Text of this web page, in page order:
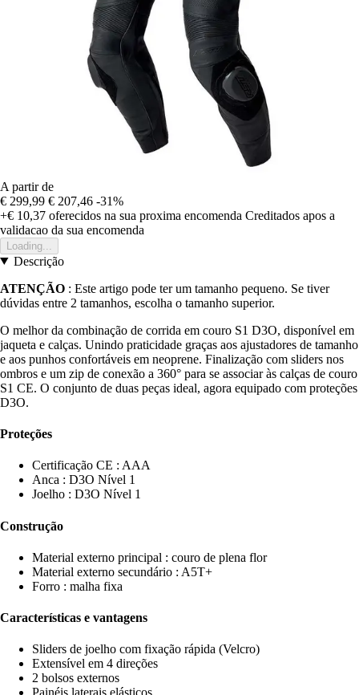
A partir de
€ 299,99 € 207,46 -31%
+€ 10,37 oferecidos na sua proxima encomenda Creditados apos a
validacao da sua encomenda
Loading...
Descrição
ATENÇÃO : Este artigo pode ter um tamanho pequeno. Se tiver
dúvidas entre 2 tamanhos, escolha o tamanho superior.
O melhor da combinação de corrida em couro S1 D3O, disponível em
jaqueta e calças. Unindo praticidade graças aos ajustadores de tamanho
e aos punhos confortáveis em neoprene. Finalização com sliders nos
ombros e um zip de conexão a 360° para se associar às calças de couro
S1 CE. O conjunto de duas peças ideal, agora equipado com proteções
D3O.
Proteções
Certificação CE : AAA
Anca : D3O Nível 1
Joelho : D3O Nível 1
Construção
Material externo principal : couro de plena flor
Material externo secundário : A5T+
Forro : malha fixa
Características e vantagens
Sliders de joelho com fixação rápida (Velcro)
Extensível em 4 direções
2 bolsos externos